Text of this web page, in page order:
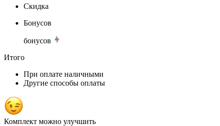
Скидка
Бонусов
бонусов
Итого
При оплате наличными
Другие способы оплаты
Комплект можно улучшить